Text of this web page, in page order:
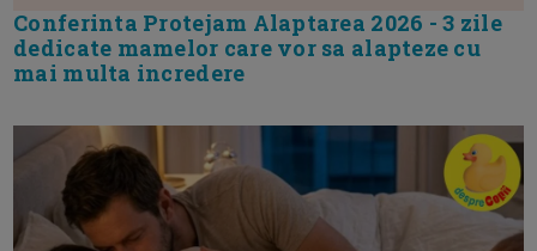
Conferinta Protejam Alaptarea 2026 - 3 zile
dedicate mamelor care vor sa alapteze cu
mai multa incredere